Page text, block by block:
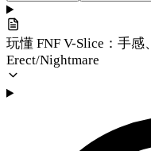
玩懂 FNF V-Slice：手感
Erect/Nightmare